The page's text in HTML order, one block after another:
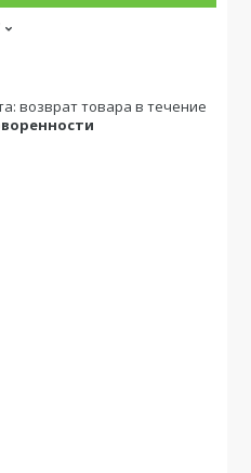
возврат товара в течение